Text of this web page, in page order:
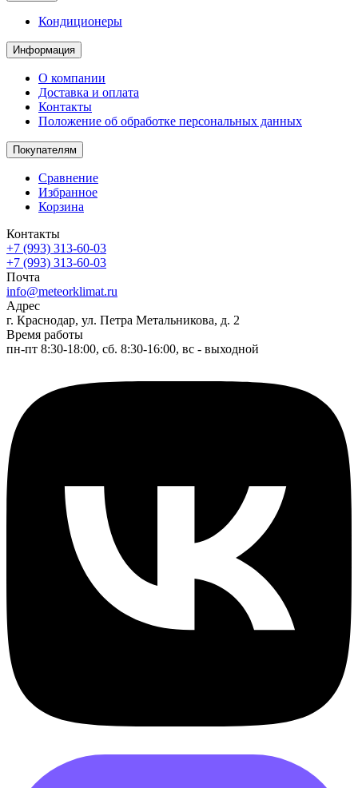
Кондиционеры
Информация
О компании
Доставка и оплата
Контакты
Положение об обработке персональных данных
Покупателям
Сравнение
Избранное
Корзина
Контакты
+7 (993) 313-60-03
+7 (993) 313-60-03
Почта
info@meteorklimat.ru
Адрес
г. Краснодар, ул. Петра Метальникова, д. 2
Время работы
пн-пт 8:30-18:00, сб. 8:30-16:00, вс - выходной